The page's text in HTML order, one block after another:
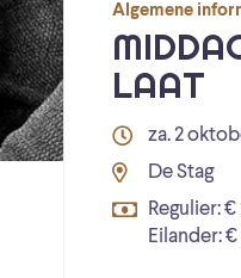
Algemene
LAAT
za. 2
De Stag
Regulier: €
Eilander: €